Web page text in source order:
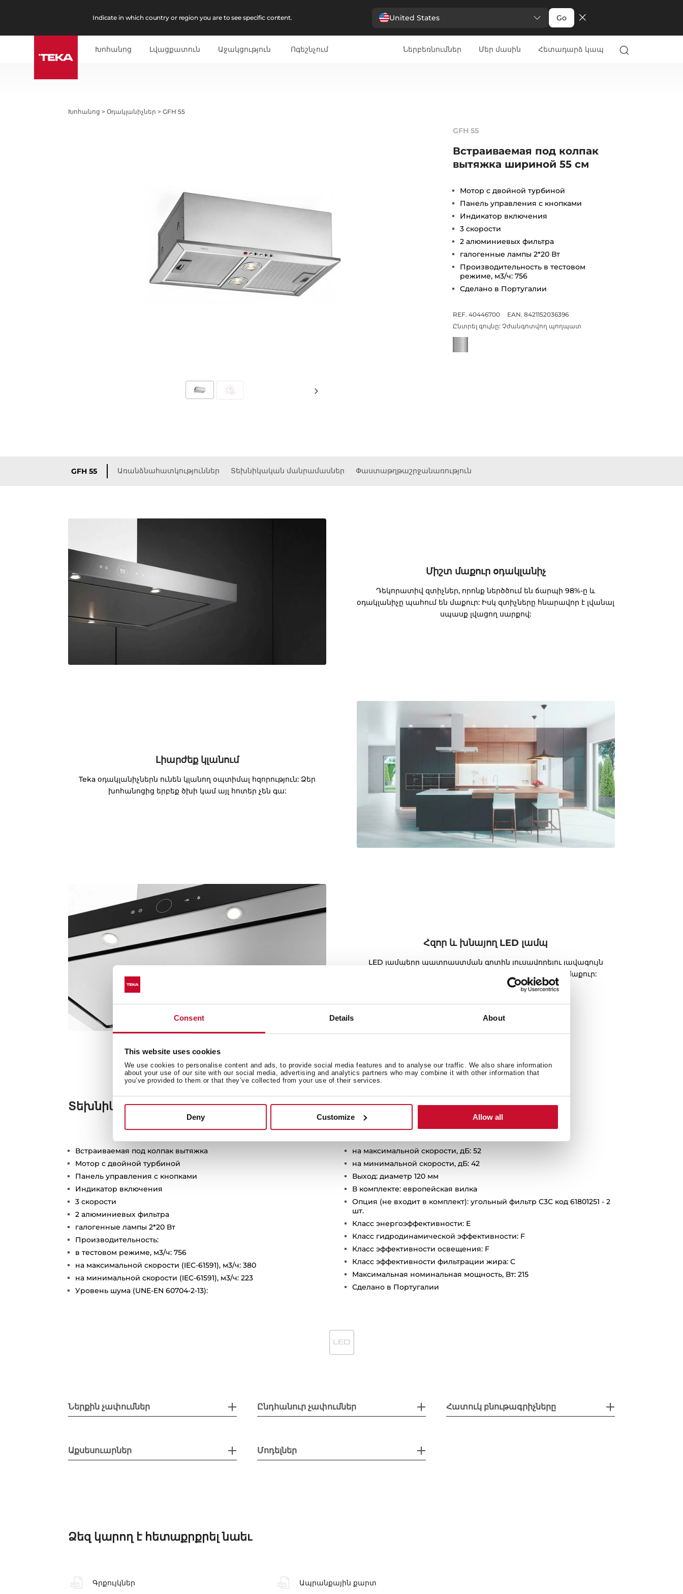
Consent Details About
This website uses cookies
We use cookies to personalise content and ads, to provide social media features and to analyse our traffic. We also share information
about your use of our site with our social media, advertising and analytics partners who may combine it with other information that
you’ve provided to them or that they’ve collected from your use of their services.
Deny Customize Allow all
Indicate in which country or region you are to see specific content. United States Go
Խոհանոց Լվացքատուն Աջակցություն Ոգեշնչում Ներբեռնումներ Մեր մասին Հետադարձ կապ
Խոհանոց >Օդակլանիչներ >GFH 55
GFH 55
Встраиваемая под колпак
вытяжка шириной 55 см
Мотор с двойной турбиной
Панель управления с кнопками
Индикатор включения
3 скорости
2 алюминиевых фильтра
галогенные лампы 2*20 Вт
Производительность в тестовом
режиме, м3/ч: 756
Сделано в Португалии
REF. 40446700
EAN. 8421152036396
Ընտրել գույնը: Չժանգոտվող պողպատ
GFH 55 Առանձնահատկություններ Տեխնիկական մանրամասներ Փաստաթղթաշրջանառություն
Միշտ մաքուր օդակլանիչ
Դեկորատիվ զտիչներ, որոնք ներծծում են ճարպի 98%-ը և
օդակլանիչը պահում են մաքուր: Իսկ զտիչները հնարավոր է լվանալ
սպասք լվացող սարքով:
Լիարժեք կլանում
Teka օդակլանիչներն ունեն կլանող օպտիմալ հզորություն: Ձեր
խոհանոցից երբեք ծխի կամ այլ հոտեր չեն գա:
Հզոր և խնայող LED լամպ
LED լամպերը պատրաստման գոտին լուսավորելու լավագույն
միջոցն են, շատ արդյունավետ են ու էկոլոգիապես մաքուր:
Տեխնիկական մանրամասներ
Встраиваемая под колпак вытяжка
Мотор с двойной турбиной
Панель управления с кнопками
Индикатор включения
3 скорости
2 алюминиевых фильтра
галогенные лампы 2*20 Вт
Производительность:
в тестовом режиме, м3/ч: 756
на максимальной скорости (IEC-61591), м3/ч: 380
на минимальной скорости (IEC-61591), м3/ч: 223
Уровень шума (UNE-EN 60704-2-13):
на максимальной скорости, дБ: 52
на минимальной скорости, дБ: 42
Выход: диаметр 120 мм
В комплекте: европейская вилка
Опция (не входит в комплект): угольный фильтр C3C код 61801251 - 2
шт.
Класс энергоэффективности: E
Класс гидродинамической эффективности: F
Класс эффективности освещения: F
Класс эффективности фильтрации жира: C
Максимальная номинальная мощность, Вт: 215
Сделано в Португалии
Ներքին չափումներ Ընդհանուր չափումներ Հատուկ բնութագրիչները
Աքսեսուարներ Մոդելներ
Ձեզ կարող է հետաքրքրել նաեւ
Գրքույկներ Ապրանքային քարտ